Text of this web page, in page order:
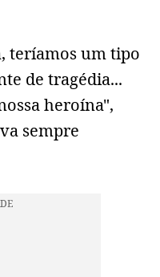
teríamos um tipo
de tragédia...
heroína",
sempre